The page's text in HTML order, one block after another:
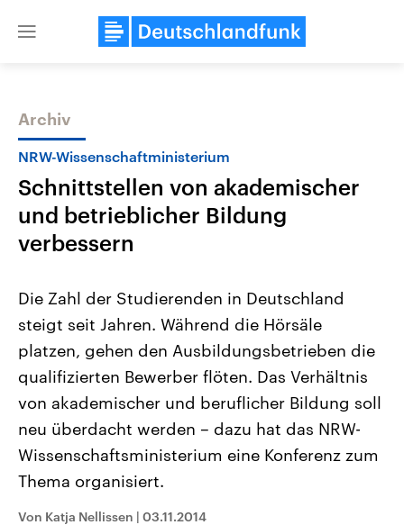
Close
Themen
2026
Alle Informationen
Sachsen-Anhalt wählt am 6.
September 2026 einen neuen
Landtag. Seit 2021 wird das
Bundesland von einer Koalition aus
Umfragen, Prognosen,
und Hintergründe zu den Parteien
und Kandidaten der anstehenden
Wahl.
Aktuelle Beiträge,
Hintergründe
Wirtschaftlich und
gehören die Vereinigten
den mächtigsten Ländern
mit großem Einfluss auf
aktuelle Weltgeschehen.
Sendungen Programm Podcasts
Archiv
NRW-Wissenschaftministerium
Schnittstellen von akademischer
und betrieblicher Bildung
verbessern
Die Zahl der Studierenden in Deutschland
steigt seit Jahren. Während die Hörsäle
platzen, gehen den Ausbildungsbetrieben die
qualifizierten Bewerber flöten. Das Verhältnis
von akademischer und beruflicher Bildung soll
neu überdacht werden – dazu hat das NRW-
Wissenschaftsministerium eine Konferenz zum
Thema organisiert.
Von Katja Nellissen | 03.11.2014